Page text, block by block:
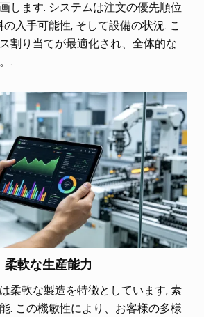
します. システムは注文の優先順位
の入手可能性, そして設備の状況. こ
割り当てが最適化され、全体的な
.
柔軟な生産能力
柔軟な製造を特徴としています, 素
. この機敏性により、お客様の多様